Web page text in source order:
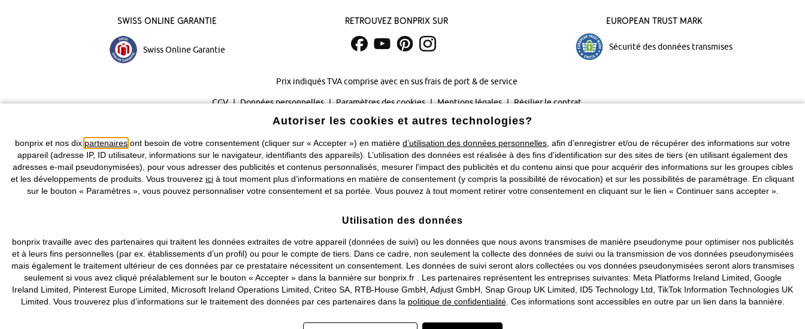
Swiss Online Garantie
Swiss Online Garantie
Retrouvez bonprix sur European Trust Mark
Sécurité des données transmises
Prix indiqués TVA comprise avec en sus frais de port & de service
CGV Données personnelles Paramètres des cookies Mentions légales Résilier le contrat
©2026 bonprix.Tous droits réservés.
Changer de pays
Autoriser les cookies et autres technologies?
bonprix et nos dix partenaires ont besoin de votre consentement (cliquer sur « Accepter ») en matière d’utilisation des données personnelles , afin d’enregistrer et/ou de récupérer des informations sur votre
appareil (adresse IP, ID utilisateur, informations sur le navigateur, identifiants des appareils). L’utilisation des données est réalisée à des fins d'identification sur des sites de tiers (en utilisant également des
adresses e-mail pseudonymisées), pour vous adresser des publicités et contenus personnalisés, mesurer l'impact des publicités et du contenu ainsi que pour acquérir des informations sur les groupes cibles
et les développements de produits. Vous trouverez ici à tout moment plus d’informations en matière de consentement (y compris la possibilité de révocation) et sur les possibilités de paramétrage. En cliquant
sur le bouton « Paramètres », vous pouvez personnaliser votre consentement et sa portée. Vous pouvez à tout moment retirer votre consentement en cliquant sur le lien « Continuer sans accepter ».
Utilisation des données
bonprix travaille avec des partenaires qui traitent les données extraites de votre appareil (données de suivi) ou les données que nous avons transmises de manière pseudonyme pour optimiser nos publicités
et à leurs fins personnelles (par ex. établissements d’un profil) ou pour le compte de tiers. Dans ce cadre, non seulement la collecte des données de suivi ou la transmission de vos données pseudonymisées
mais également le traitement ultérieur de ces données par ce prestataire nécessitent un consentement. Les données de suivi seront alors collectées ou vos données pseudonymisées seront alors transmises
seulement si vous avez cliqué préalablement sur le bouton « Accepter » dans la bannière sur bonprix.fr . Les partenaires représentent les entreprises suivantes: Meta Platforms Ireland Limited, Google
Ireland Limited, Pinterest Europe Limited, Microsoft Ireland Operations Limited, Criteo SA, RTB-House GmbH, Adjust GmbH, Snap Group UK Limited, ID5 Technology Ltd, TikTok Information Technologies UK
Limited. Vous trouverez plus d’informations sur le traitement des données par ces partenaires dans la politique de confidentialité. Ces informations sont accessibles en outre par un lien dans la bannière.